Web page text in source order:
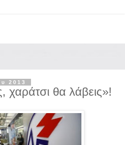
2013
χαράτσι θα λάβεις»!